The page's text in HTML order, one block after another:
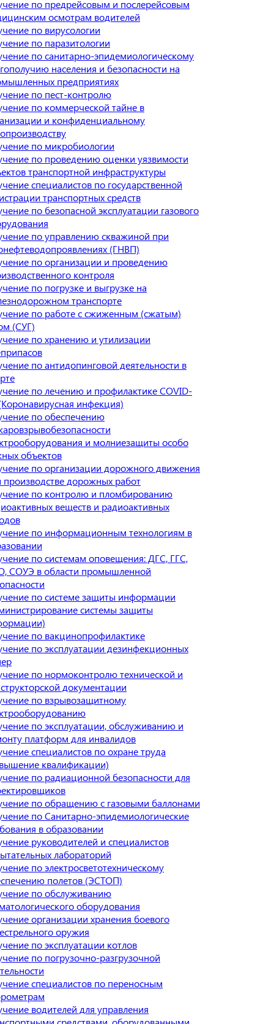
по предрейсовым и послерейсовым
осмотрам водителей
по вирусологии
по паразитологии
по санитарно-эпидемиологическому
населения и безопасности на
предприятиях
по пест-контролю
по коммерческой тайне в
и конфиденциальному
по микробиологии
по проведению оценки уязвимости
транспортной инфраструктуры
специалистов по государственной
транспортных средств
по безопасной эксплуатации газового
по управлению скважиной при
(ГНВП)
по организации и проведению
контроля
по погрузке и выгрузке на
транспорте
по работе с сжиженным (сжатым)
(СУГ)
по хранению и утилизации
по антидопинговой деятельности в
по лечению и профилактике COVID-
инфекция)
по обеспечению
и молниезащиты особо
объектов
по организации дорожного движения
производстве дорожных работ
по контролю и пломбированию
веществ и радиоактивных
по информационным технологиям в
по системам оповещения: ДГС, ГГС,
СОУЭ в области промышленной
по системе защиты информации
системы защиты
по вакцинопрофилактике
по эксплуатации дезинфекционных
по нормоконтролю технической и
документации
по взрывозащитному
по эксплуатации, обслуживанию и
платформ для инвалидов
специалистов по охране труда
квалификации)
по радиационной безопасности для
по обращению с газовыми баллонами
по Санитарно-эпидемиологические
в образовании
руководителей и специалистов
лабораторий
по электросветотехническому
полетов (ЭСТОП)
по обслуживанию
оборудования
организации хранения боевого
оружия
по эксплуатации котлов
по погрузочно-разгрузочной
специалистов по переносным
водителей для управления